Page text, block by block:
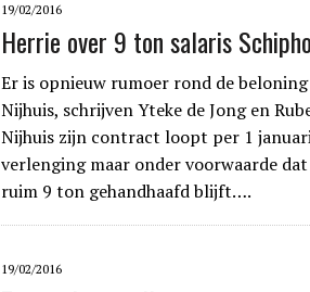
19/02/2016
Herrie over 9 ton salaris
Er is opnieuw rumoer rond de
Nijhuis, schrijven Yteke de Jong en
Nijhuis zijn contract loopt per 1
verlenging maar onder voorwaarde
ruim 9 ton gehandhaafd blijft….
19/02/2016